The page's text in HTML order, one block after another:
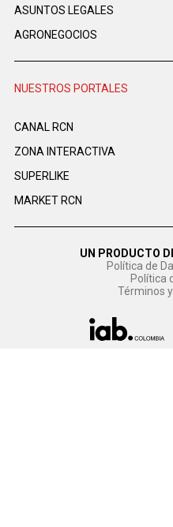
ASUNTOS LEGALES
AGRONEGOCIOS
NUESTROS PORTALES
CANAL RCN
ZONA INTERACTIVA
SUPERLIKE
MARKET RCN
UN PRODUCTO
Política de
Política
Términos